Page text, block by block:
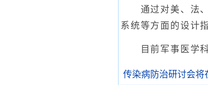
通过对美、法、
系统等方面的设计
目前军事医学科
传染病防治研讨会将